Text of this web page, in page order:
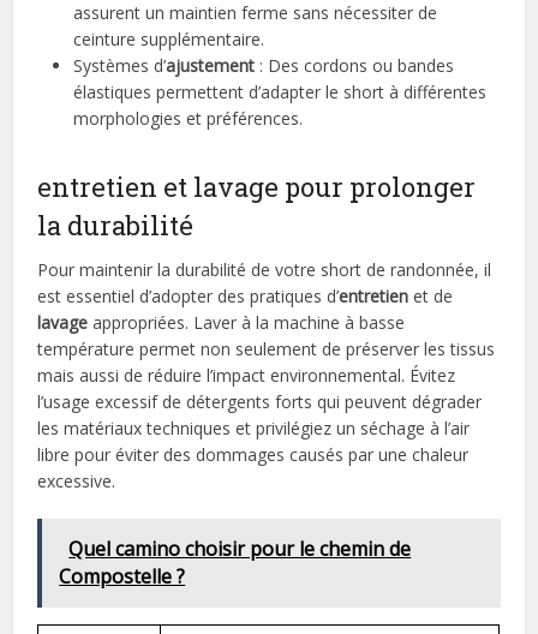
assurent un maintien ferme sans nécessiter de
ceinture supplémentaire.
Systèmes d’ajustement : Des cordons ou bandes
élastiques permettent d’adapter le short à différentes
morphologies et préférences.
entretien et lavage pour prolonger
la durabilité
Pour maintenir la durabilité de votre short de randonnée, il
est essentiel d’adopter des pratiques d’entretien et de
lavage appropriées. Laver à la machine à basse
température permet non seulement de préserver les tissus
mais aussi de réduire l’impact environnemental. Évitez
l’usage excessif de détergents forts qui peuvent dégrader
les matériaux techniques et privilégiez un séchage à l’air
libre pour éviter des dommages causés par une chaleur
excessive.
Quel camino choisir pour le chemin de
Compostelle ?